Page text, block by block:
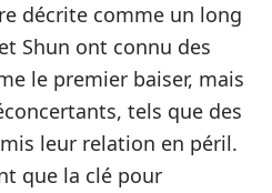
décrite comme un long
Shun ont connu des
le premier baiser, mais
tels que des
leur relation en péril.
que la clé pour